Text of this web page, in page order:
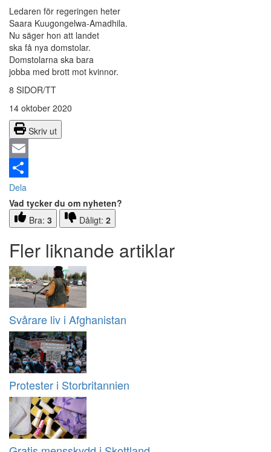
Ledaren för regeringen heter
Saara Kuugongelwa-Amadhila.
Nu säger hon att landet
ska få nya domstolar.
Domstolarna ska bara
jobba med brott mot kvinnor.
8 SIDOR/TT
14 oktober 2020
Skriv ut
Email
Dela
Vad tycker du om nyheten?
Bra: 3 Dåligt: 2
Fler liknande artiklar
Svårare liv i Afghanistan
Protester i Storbritannien